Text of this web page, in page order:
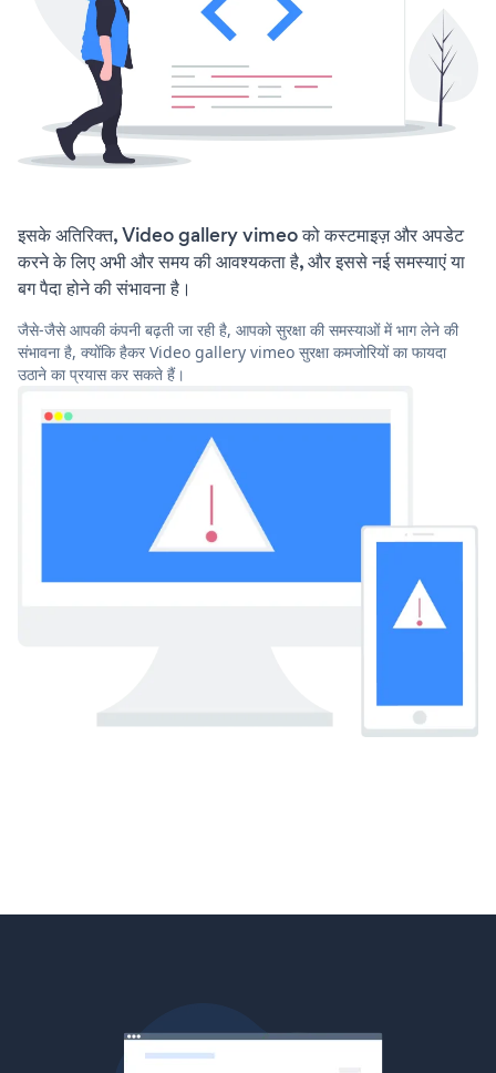
इसके अतिरिक्त, Video gallery vimeo को कस्टमाइज़ और अपडेट
करने के लिए अभी और समय की आवश्यकता है, और इससे नई समस्याएं या
बग पैदा होने की संभावना है।
जैसे-जैसे आपकी कंपनी बढ़ती जा रही है, आपको सुरक्षा की समस्याओं में भाग लेने की
संभावना है, क्योंकि हैकर Video gallery vimeo सुरक्षा कमजोरियों का फायदा
उठाने का प्रयास कर सकते हैं।